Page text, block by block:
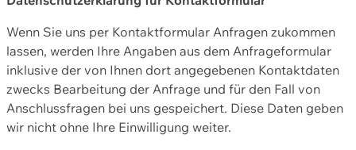
Wenn Sie uns per Kontaktformular Anfragen zukommen
lassen, werden Ihre Angaben aus dem Anfrageformular
inklusive der von Ihnen dort angegebenen Kontaktdaten
zwecks Bearbeitung der Anfrage und für den Fall von
Anschlussfragen bei uns gespeichert. Diese Daten geben
wir nicht ohne Ihre Einwilligung weiter.